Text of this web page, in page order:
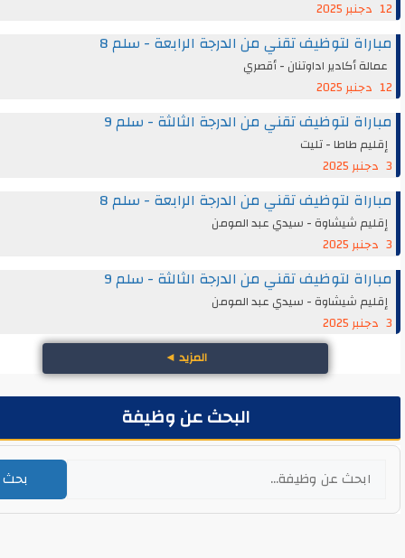
لتوظيف تقني من الدرجة الرابعة - سلم 8
أكادير اداوتنان - أقصري
لتوظيف تقني من الدرجة الثالثة - سلم 9
طاطا - تليت
لتوظيف تقني من الدرجة الرابعة - سلم 8
شيشاوة - سيدي عبد المومن
لتوظيف تقني من الدرجة الثالثة - سلم 9
شيشاوة - سيدي عبد المومن
◄
البحث عن وظيفة